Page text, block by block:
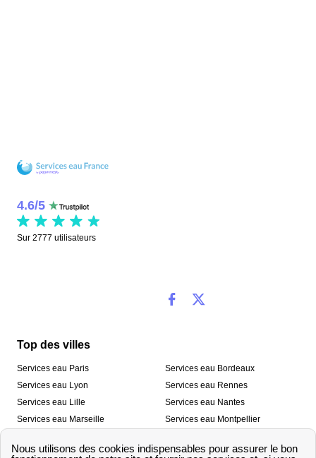
4.6/5
Sur 2777 utilisateurs
Top des villes
Services eau Paris
Services eau Lyon
Services eau Lille
Services eau Marseille
Services eau Toulon
Services eau Bordeaux
Services eau Rennes
Services eau Nantes
Services eau Montpellier
Services eau Strasbourg